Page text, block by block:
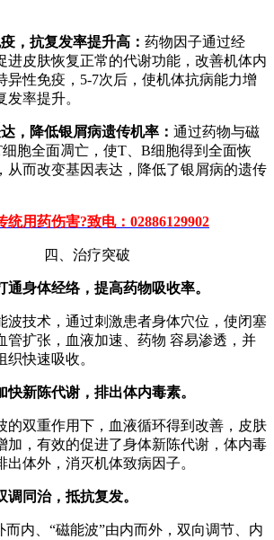
，抗复发率提升高： 药物因子通过经
进皮肤恢复正常的代谢功能，改善机体内
异性免疫，5-7次后，使机体抗病能力增
率提升。
，降低银屑病遗传机率： 通过药物与磁
胞全面凋亡，使T、B细胞得到全面恢
从而改变基因表达，降低了银屑病的遗传
统用药伤害?致电：02886129902
四、治疗突破
身体经络，提高药物吸收率。
技术，通过刺激患者身体穴位，使闭塞
管扩张，血液加速、药物 容易渗透，并
织快速吸收。
新陈代谢，排出体内毒素。
双重作用下，血液循环得到改善，皮肤
加，有效的促进了身体新陈代谢，体内毒
体外，消灭机体致病因子。
同治，抵抗复发。
内、“磁能波”由内而外，双向调节、内